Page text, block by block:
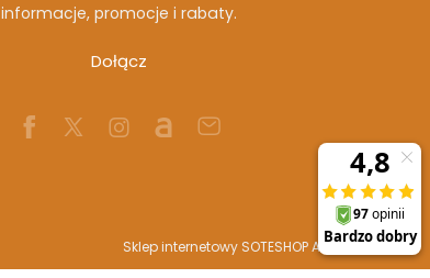
informacje, promocje i rabaty.
Dołącz
Sklep internetowy SOTESHOP AI